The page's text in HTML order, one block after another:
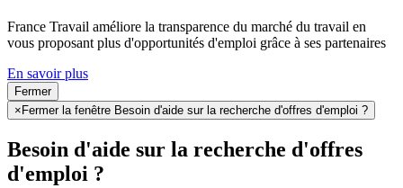
France Travail améliore la transparence du marché du travail en
vous proposant plus d'opportunités d'emploi grâce à ses partenaires
En savoir plus
Fermer
× Fermer la fenêtre Besoin d'aide sur la recherche d'offres d'emploi ?
Besoin d'aide sur la recherche d'offres
d'emploi ?